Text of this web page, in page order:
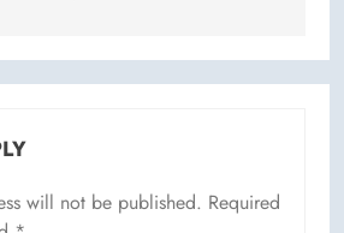
will not be published. Required